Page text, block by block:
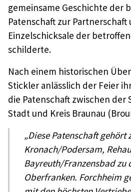
gemeinsame Geschichte der
Patenschaft zur Partnerschaft
Einzelschicksale der
schilderte.
Nach einem historischen
Stickler anlässlich der Feier
die Patenschaft zwischen der
Stadt und Kreis Braunau
„Diese Patenschaft gehört
Kronach/Podersam,
Bayreuth/Franzensbad zu
Oberfranken. Forchheim